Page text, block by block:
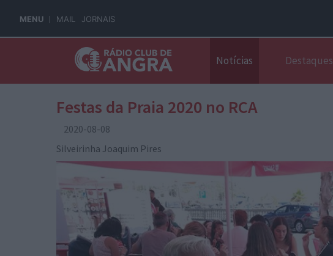
MENU MAIL JORNAIS
Notícias Destaques
Festas da Praia 2020 no RCA
2020-08-08
Silveirinha Joaquim Pires